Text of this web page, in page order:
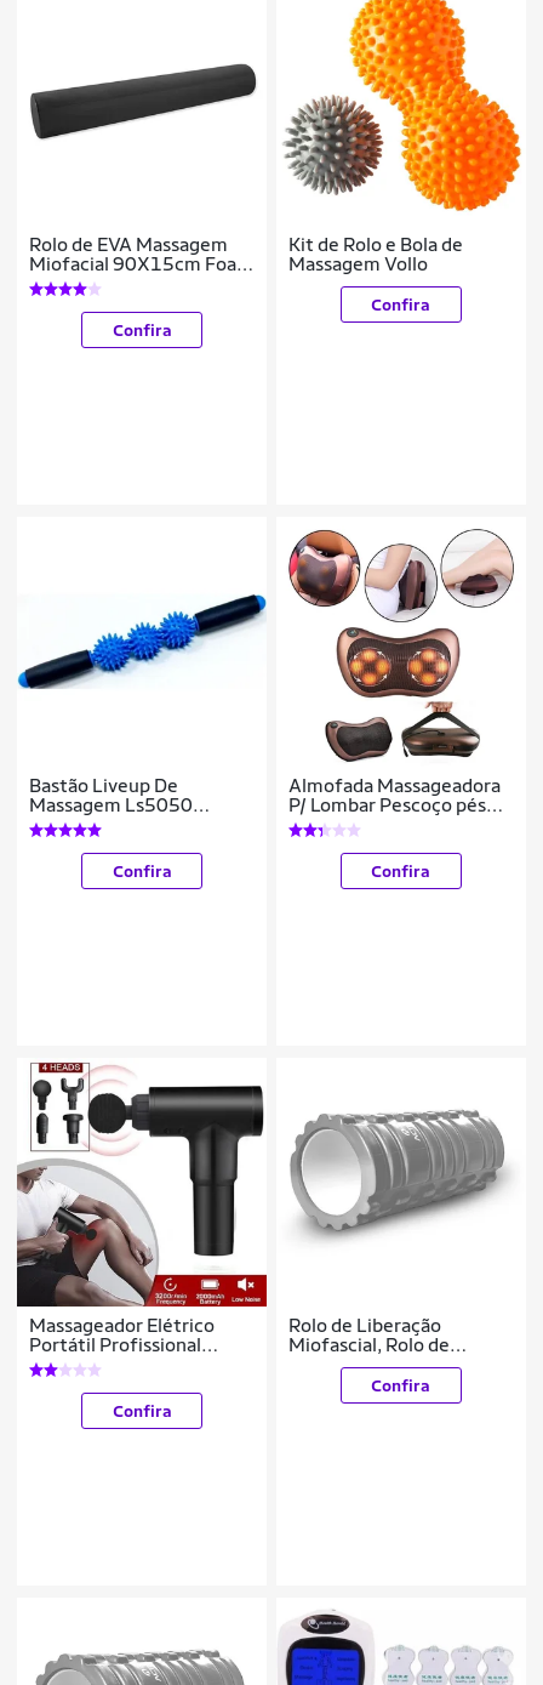
Rolo de EVA Massagem
Miofacial 90X15cm Foam
Roller Rythmoon Verde
Confira
Kit de Rolo e Bola de
Massagem Vollo
Confira
Bastão Liveup De
Massagem Ls5050
Miofacial Espinho
Confira
Almofada Massageadora
P/ Lombar Pescoço pés
nuca Shiatsu
Confira
Massageador Elétrico
Portátil Profissional
Muscular
Confira
Rolo de Liberação
Miofascial, Rolo de
Massagem, Rigido, 34cm,
Cinza e Branco T141-C,
Acte Sports
Confira